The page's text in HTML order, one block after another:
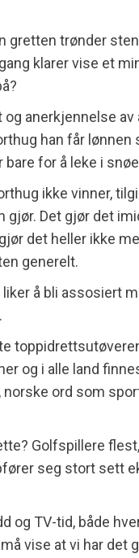
gretten trønder
klarer vise et
anerkjennelse av
han får lønnen
for å leke i
ikke vinner,
gjør. Det gjør det
det heller ikke
generelt.
å bli assosiert
og i alle land
ord som
Golfspillere
seg stort sett
og TV-tid, både
vise at vi har det